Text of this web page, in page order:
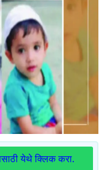
येथे क्लिक करा.